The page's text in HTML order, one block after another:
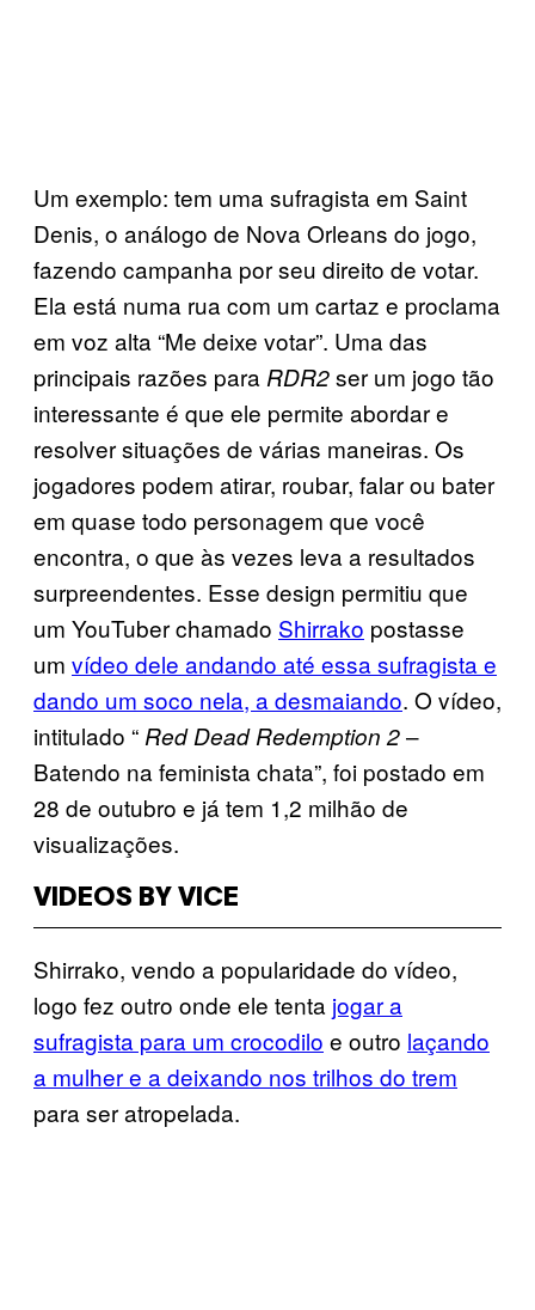
Um exemplo: tem uma sufragista em Saint
Denis, o análogo de Nova Orleans do jogo,
fazendo campanha por seu direito de votar.
Ela está numa rua com um cartaz e proclama
em voz alta “Me deixe votar”. Uma das
principais razões para RDR2ser um jogo tão
interessante é que ele permite abordar e
resolver situações de várias maneiras. Os
jogadores podem atirar, roubar, falar ou bater
em quase todo personagem que você
encontra, o que às vezes leva a resultados
surpreendentes. Esse design permitiu que
um YouTuber chamado Shirrako postasse
um vídeo dele andando até essa sufragista e
dando um soco nela, a desmaiando. O vídeo,
intitulado “ Red Dead Redemption 2–
Batendo na feminista chata”, foi postado em
28 de outubro e já tem 1,2 milhão de
visualizações.
VIDEOS BY VICE
Shirrako, vendo a popularidade do vídeo,
logo fez outro onde ele tenta jogar a
sufragista para um crocodilo e outro laçando
a mulher e a deixando nos trilhos do trem
para ser atropelada.